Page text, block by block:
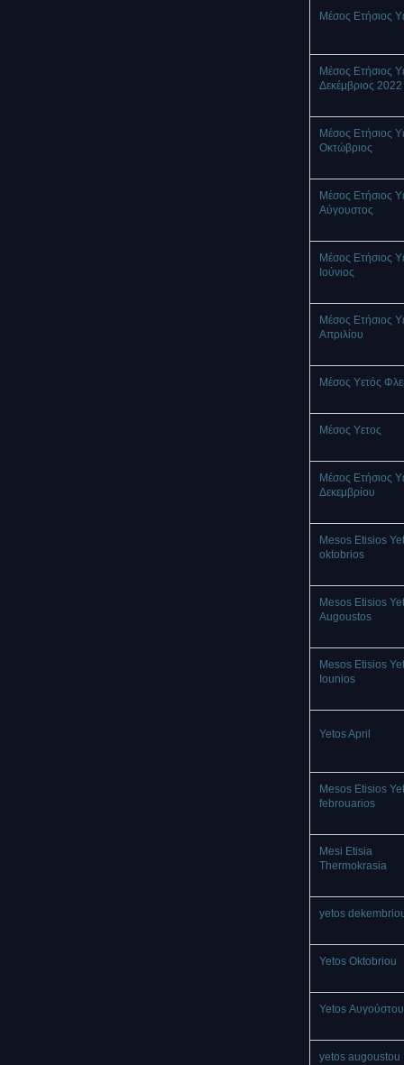
Μέσος Ετήσιος
Μέσος Ετήσιος
Δεκέμβριος 2022
Μέσος Ετήσιος
Οκτώβριος
Μέσος Ετήσιος
Αύγουστος
Μέσος Ετήσιος
Ιούνιος
Μέσος Ετήσιος
Απριλίου
Μέσος Υετός
Mέσος Υετος
Μέσος Ετήσιος
Δεκεμβρίου
Mesos Etisios
oktobrios
Mesos Etisios
Augoustos
Mesos Etisios
Iounios
Yetos April
Mesos Etisios
febrouarios
Mesi Etisia
Thermokrasia
yetos
Yetos Oktobriou
Yetos Αυγούστου
yetos augoustou